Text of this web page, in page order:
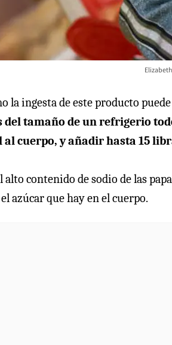
la ingesta de este producto
del tamaño de un refrigerio
cuerpo, y añadir hasta 15
alto contenido de sodio de las
azúcar que hay en el cuerpo.